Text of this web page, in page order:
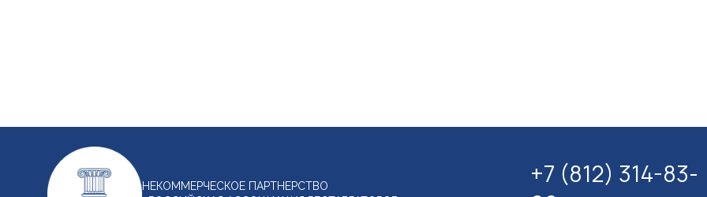
НЕКОММЕРЧЕСКОЕ ПАРТНЕРСТВО
+7 (812) 314-83-